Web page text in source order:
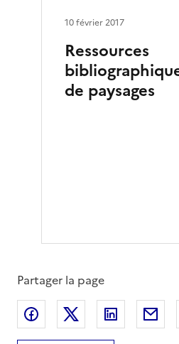
Ressources
de paysages
10 février 2017
Partager la page
Partager sur Facebook
Partager sur X
Partager